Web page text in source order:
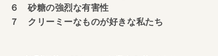
６ 砂糖の強烈な有害性
７ クリーミーなものが好きな私たち